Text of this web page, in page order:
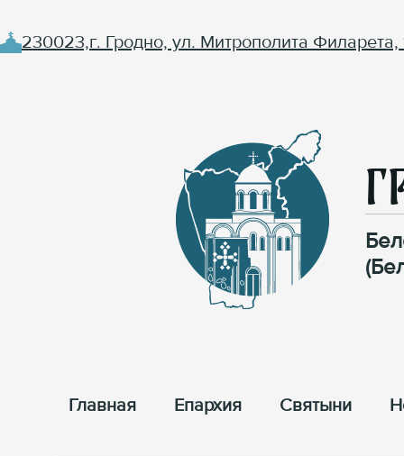
230023,г. Гродно, ул. Митрополита Филарета,
Главная Епархия Cвятыни